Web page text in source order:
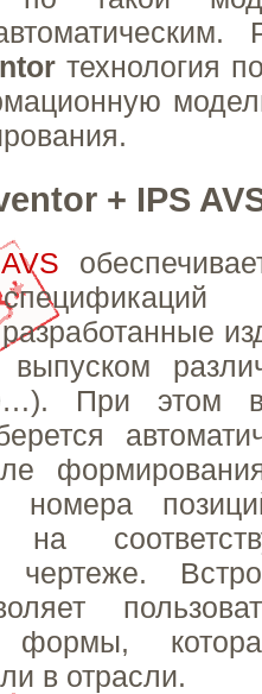
технология
+ IPS
При этом
номера
на
формы,
в отрасли.